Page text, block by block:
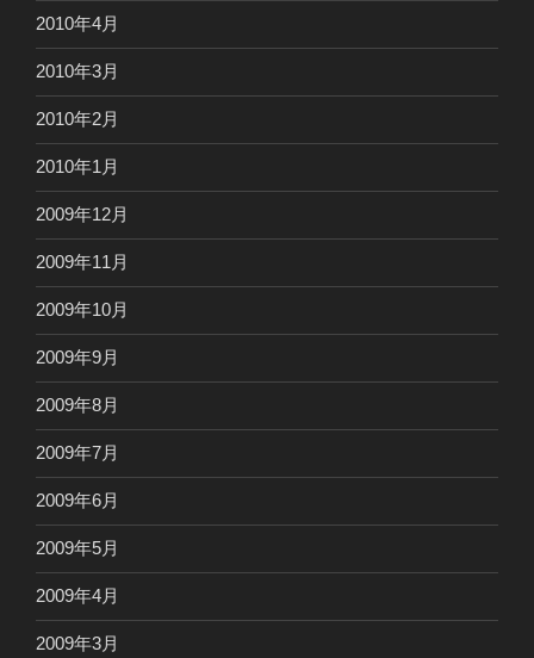
2010年4月
2010年3月
2010年2月
2010年1月
2009年12月
2009年11月
2009年10月
2009年9月
2009年8月
2009年7月
2009年6月
2009年5月
2009年4月
2009年3月